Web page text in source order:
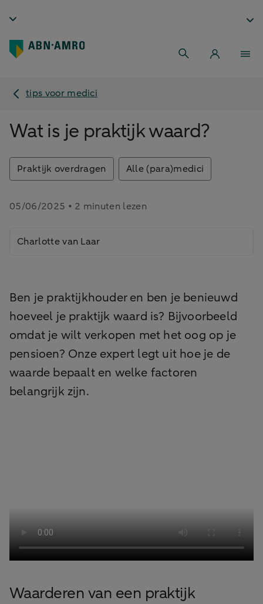
tips voor medici
Wat is je praktijk waard?
Praktijk overdragen Alle (para)medici
05/06/2025 • 2 minuten lezen
Charlotte van Laar
Ben je praktijkhouder en ben je benieuwd
hoeveel je praktijk waard is? Bijvoorbeeld
omdat je wilt verkopen met het oog op je
pensioen? Onze expert legt uit hoe je de
waarde bepaalt en welke factoren
belangrijk zijn.
Waarderen van een praktijk